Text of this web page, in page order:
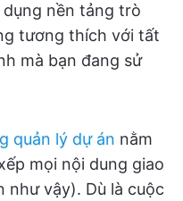
dụng nền tảng trò
tương thích với tất
mà bạn đang sử
quản lý dự án nằm
mọi nội dung giao
vậy). Dù là cuộc